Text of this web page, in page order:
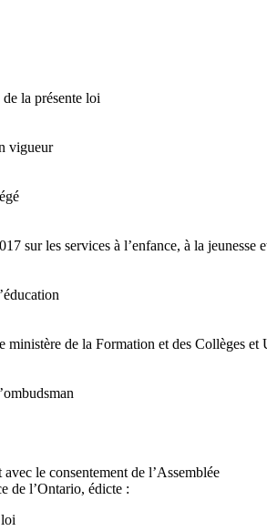
la présente loi
vigueur
sur les services à l’enfance, à la jeunesse
ministère de la Formation et des Collèges et
avec le consentement de l’Assemblée
de l’Ontario, édicte :